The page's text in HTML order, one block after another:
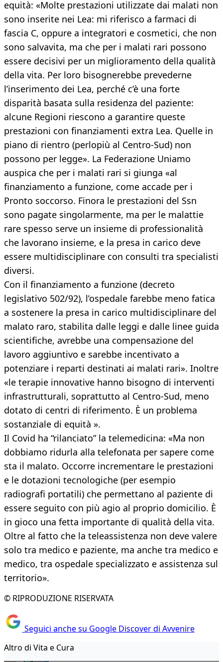
equità: «Molte prestazioni utilizzate dai malati non
sono inserite nei Lea: mi riferisco a farmaci di
fascia C, oppure a integratori e cosmetici, che non
sono salvavita, ma che per i malati rari possono
essere decisivi per un miglioramento della qualità
della vita. Per loro bisognerebbe prevederne
l’inserimento dei Lea, perché c’è una forte
disparità basata sulla residenza del paziente:
alcune Regioni riescono a garantire queste
prestazioni con finanziamenti extra Lea. Quelle in
piano di rientro (perlopiù al Centro-Sud) non
possono per legge». La Federazione Uniamo
auspica che per i malati rari si giunga «al
finanziamento a funzione, come accade per i
Pronto soccorso. Finora le prestazioni del Ssn
sono pagate singolarmente, ma per le malattie
rare spesso serve un insieme di professionalità
che lavorano insieme, e la presa in carico deve
essere multidisciplinare con consulti tra specialisti
diversi.
Con il finanziamento a funzione (decreto
legislativo 502/92), l’ospedale farebbe meno fatica
a sostenere la presa in carico multidisciplinare del
malato raro, stabilita dalle leggi e dalle linee guida
scientifiche, avrebbe una compensazione del
lavoro aggiuntivo e sarebbe incentivato a
potenziare i reparti destinati ai malati rari». Inoltre
«le terapie innovative hanno bisogno di interventi
infrastrutturali, soprattutto al Centro-Sud, meno
dotato di centri di riferimento. È un problema
sostanziale di equità ».
Il Covid ha “rilanciato” la telemedicina: «Ma non
dobbiamo ridurla alla telefonata per sapere come
sta il malato. Occorre incrementare le prestazioni
e le dotazioni tecnologiche (per esempio
radiografi portatili) che permettano al paziente di
essere seguito con più agio al proprio domicilio. È
in gioco una fetta importante di qualità della vita.
Oltre al fatto che la teleassistenza non deve valere
solo tra medico e paziente, ma anche tra medico e
medico, tra ospedale specializzato e assistenza sul
territorio».
© RIPRODUZIONE RISERVATA
Seguici anche su Google Discover di Avvenire
Altro di Vita e Cura